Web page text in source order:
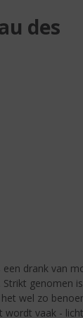
des
een drank van
genomen
wel zo
vaak -